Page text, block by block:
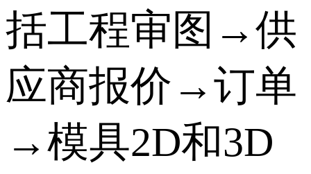
括工程审图→供
应商报价→订单
→模具2D和3D